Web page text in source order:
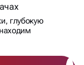
глубокую